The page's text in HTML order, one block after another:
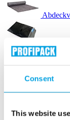
Consent
This website